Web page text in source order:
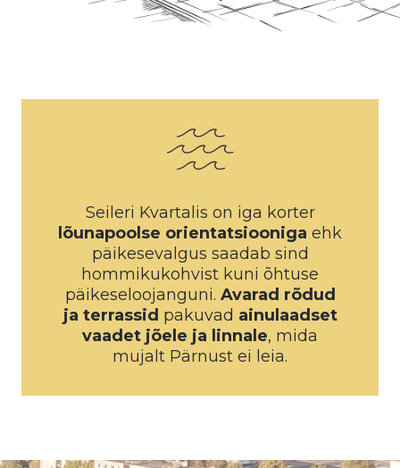
Seileri Kvartalis on iga korter
lõunapoolse orientatsiooniga ehk
päikesevalgus saadab sind
hommikukohvist kuni õhtuse
päikeseloojanguni. Avarad rõdud
ja terrassid pakuvad ainulaadset
vaadet jõele ja linnale, mida
mujalt Pärnust ei leia.